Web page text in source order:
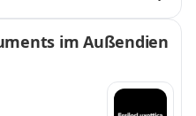
im Außendien